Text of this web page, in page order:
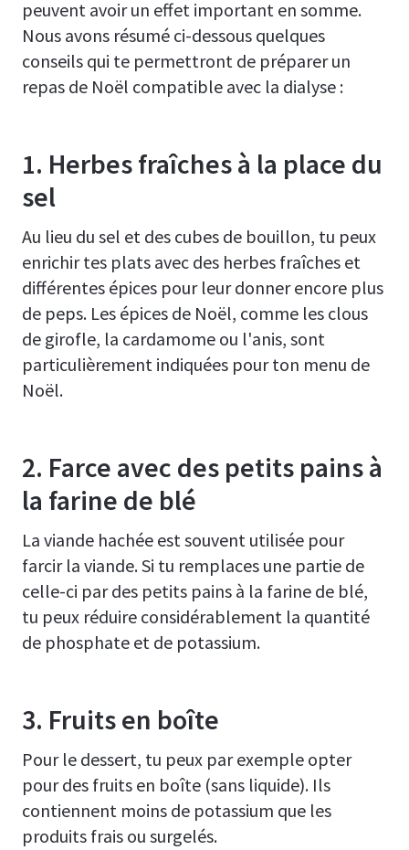
peuvent avoir un effet important en somme.
Nous avons résumé ci-dessous quelques
conseils qui te permettront de préparer un
repas de Noël compatible avec la dialyse :
1. Herbes fraîches à la place du
sel
Au lieu du sel et des cubes de bouillon, tu peux
enrichir tes plats avec des herbes fraîches et
différentes épices pour leur donner encore plus
de peps. Les épices de Noël, comme les clous
de girofle, la cardamome ou l'anis, sont
particulièrement indiquées pour ton menu de
Noël.
2. Farce avec des petits pains à
la farine de blé
La viande hachée est souvent utilisée pour
farcir la viande. Si tu remplaces une partie de
celle-ci par des petits pains à la farine de blé,
tu peux réduire considérablement la quantité
de phosphate et de potassium.
3. Fruits en boîte
Pour le dessert, tu peux par exemple opter
pour des fruits en boîte (sans liquide). Ils
contiennent moins de potassium que les
produits frais ou surgelés.